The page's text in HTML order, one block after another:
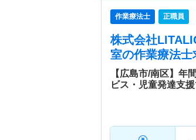
作業療法士 正職員
株式会社
室の作業療法
【広島市/南区】年
ビス・児童発達支